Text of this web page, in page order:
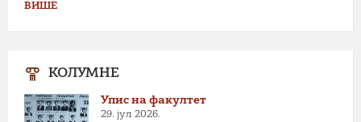
ВИШЕ
КОЛУМНЕ
Упис на факултет
29. јул 2026.